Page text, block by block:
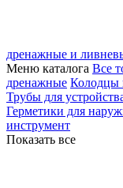
дренажные и
Меню каталога Все
дренажные Колодцы
Трубы для
Герметики для
инструмент
Показать все